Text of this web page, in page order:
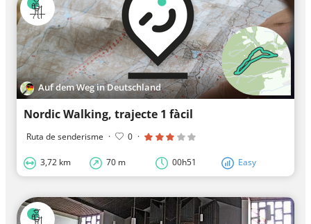
Auf dem Weg in Deutschland
Nordic Walking, trajecte 1 fàcil
Ruta de senderisme · 0 ·
3,72 km 70 m 00h51 Easy